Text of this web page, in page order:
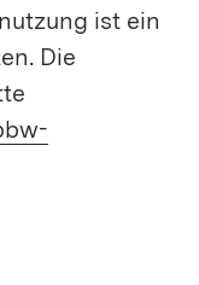
ist ein
Die